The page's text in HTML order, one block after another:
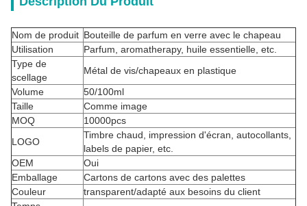
Nom de produit Bouteille de parfum en verre avec le chapeau
Utilisation
Parfum, aromatherapy, huile essentielle, etc.
Type de
scellage
Métal de vis/chapeaux en plastique
Volume
50/100ml
Taille
Comme image
MOQ
10000pcs
LOGO
Timbre chaud, impression d'écran, autocollants,
labels de papier, etc.
OEM
Oui
Emballage
Cartons de cartons avec des palettes
Couleur
transparent/adapté aux besoins du client